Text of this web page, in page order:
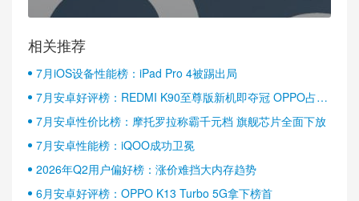
相关推荐
7月iOS设备性能榜：iPad Pro 4被踢出局
7月安卓好评榜：REDMI K90至尊版新机即夺冠 OPPO占据
半壁江山
7月安卓性价比榜：摩托罗拉称霸千元档 旗舰芯片全面下放
7月安卓性能榜：iQOO成功卫冕
2026年Q2用户偏好榜：涨价难挡大内存趋势
6月安卓好评榜：OPPO K13 Turbo 5G拿下榜首